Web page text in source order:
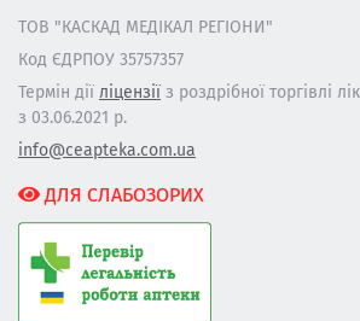
ТОВ "КАСКАД МЕДІКАЛ РЕГІОНИ"
Код ЄДРПОУ 35757357
Термін дії ліцензії з роздрібної торгівлі
з 03.06.2021 р.
info@ceapteka.com.ua
ДЛЯ СЛАБОЗОРИХ